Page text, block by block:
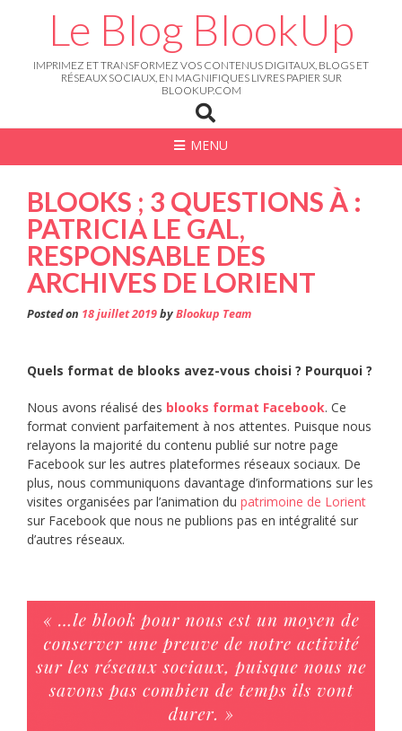
Le Blog BlookUp
IMPRIMEZ ET TRANSFORMEZ VOS CONTENUS DIGITAUX, BLOGS ET
RÉSEAUX SOCIAUX, EN MAGNIFIQUES LIVRES PAPIER SUR
BLOOKUP.COM
MENU
BLOOKS ; 3 QUESTIONS À :
PATRICIA LE GAL,
RESPONSABLE DES
ARCHIVES DE LORIENT
Posted on 18 juillet 2019byBlookup Team
Quels format de blooks avez-vous choisi ? Pourquoi ?
Nous avons réalisé des blooks format Facebook. Ce
format convient parfaitement à nos attentes. Puisque nous
relayons la majorité du contenu publié sur notre page
Facebook sur les autres plateformes réseaux sociaux. De
plus, nous communiquons davantage d’informations sur les
visites organisées par l’animation du patrimoine de Lorient
sur Facebook que nous ne publions pas en intégralité sur
d’autres réseaux.